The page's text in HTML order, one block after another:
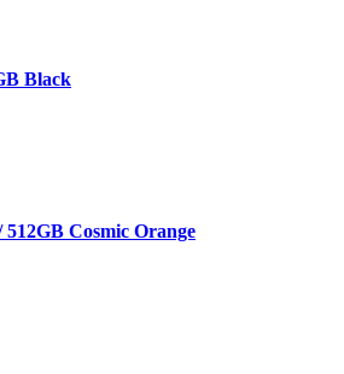
Black
Cosmic Orange